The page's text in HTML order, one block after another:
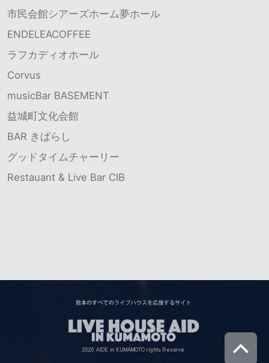
市民会館シアーズホーム夢ホール
ENDELEACOFFEE
ラフカディオホール
Corvus
musicBar BASEMENT
益城町文化会館
BAR きばらし
グッドタイムチャーリー
Restauant & Live Bar CIB
2020 AIDE in KUMAMOTO rights Reserve.